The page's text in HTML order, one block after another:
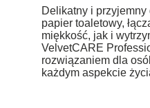
Delikatny i
papier toaletowy,
miękkość, jak i
VelvetCARE
rozwiązaniem dla
każdym aspekcie